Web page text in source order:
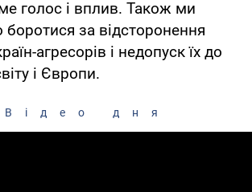
голос і вплив. Також ми
за відсторонення
агресорів і недопуск їх до
і Європи.
Відео дня